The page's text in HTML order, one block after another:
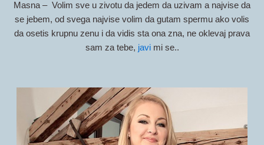
Masna – Volim sve u zivotu da jedem da uzivam a najvise da
se jebem, od svega najvise volim da gutam spermu ako volis
da osetis krupnu zenu i da vidis sta ona zna, ne oklevaj prava
sam za tebe, javimi se..